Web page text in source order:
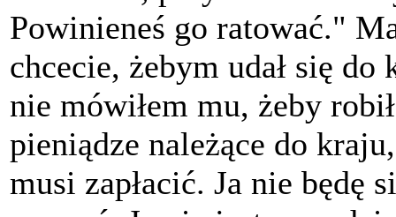
Powinieneś go ratować."
chcecie, żebym udał się
nie mówiłem mu, żeby
pieniądze należące do
musi zapłacić. Ja nie będę